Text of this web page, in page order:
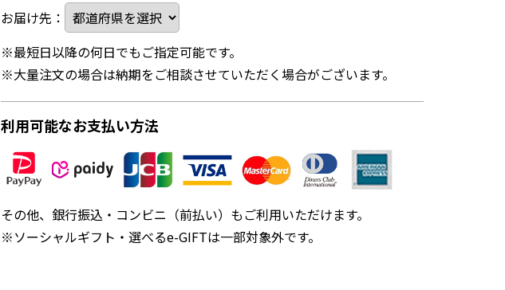
お届け先：
※最短日以降の何日でもご指定可能です。
※大量注文の場合は納期をご相談させていただく場合がございます。
利用可能なお支払い方法
その他、銀行振込・コンビニ（前払い）もご利用いただけます。
※ソーシャルギフト・選べるe-GIFTは一部対象外です。